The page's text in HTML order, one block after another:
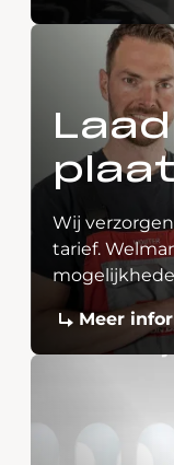
Wij
tarief.
Meer